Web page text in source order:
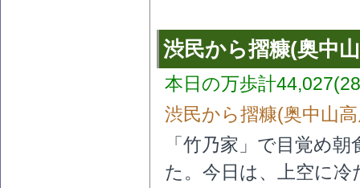
渋民から摺糠(奥中
本日の万歩計
渋民から摺糠(奥中山
「竹乃家」で目覚め
た。今日は、上空に